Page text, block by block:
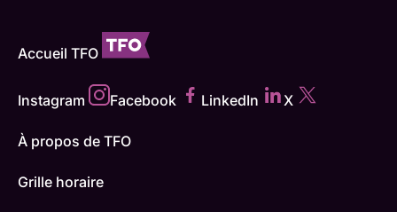
Accueil TFO
Instagram Facebook LinkedIn X
À propos de TFO
Grille horaire